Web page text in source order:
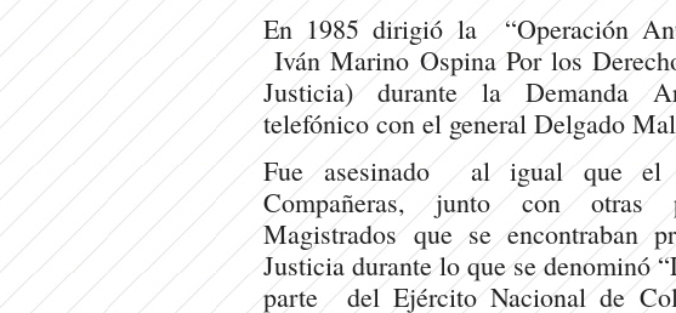
En 1985 dirigió la “Operación
Iván Marino Ospina Por los
Justicia) durante la Demanda
telefónico con el general Delgado
Fue asesinado al igual que el
Compañeras, junto con otras
Magistrados que se encontraban
Justicia durante lo que se denominó
parte del Ejército Nacional de